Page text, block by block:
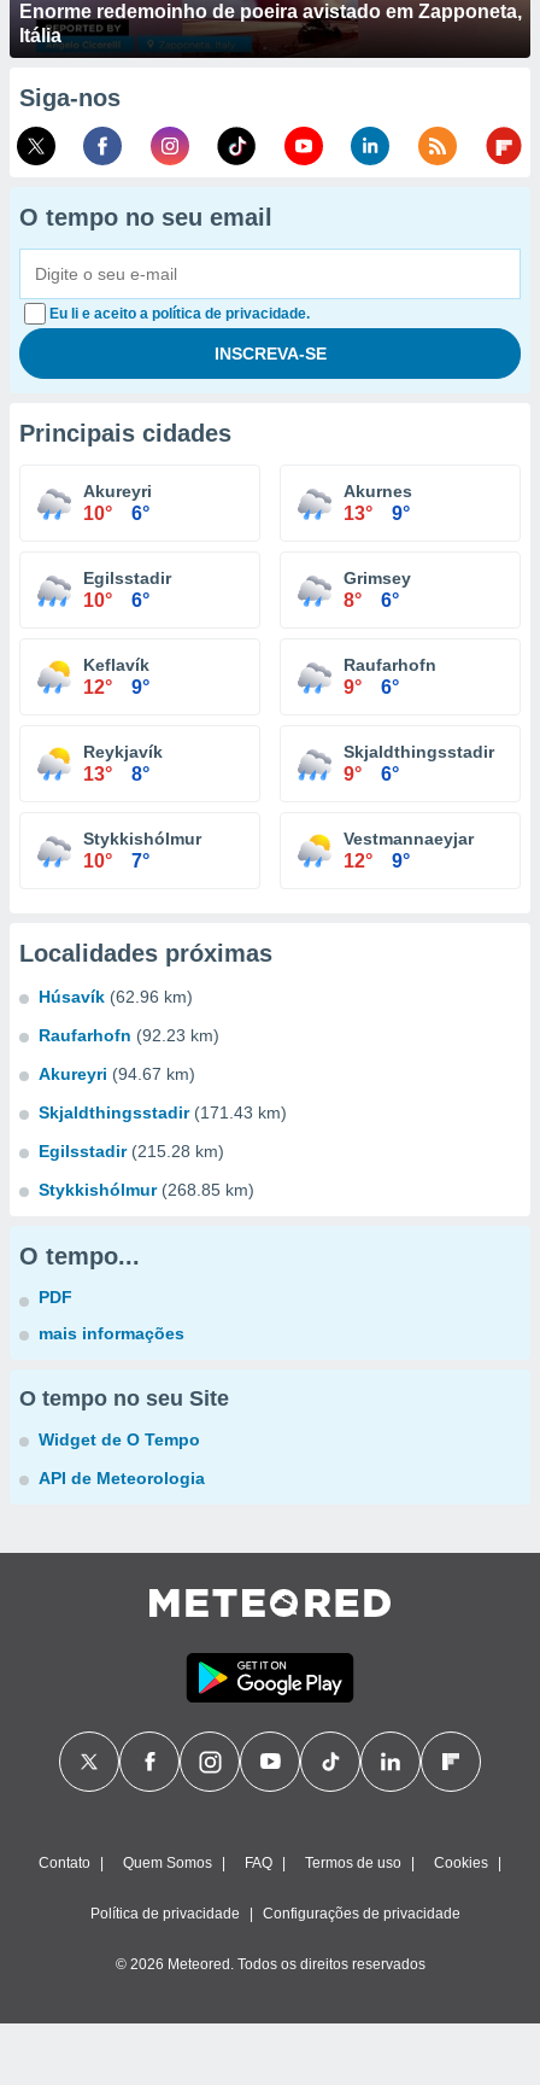
Enorme redemoinho de poeira avistado em Zapponeta,
Itália
Siga-nos
O tempo no seu email
Eu li e aceito a política de privacidade.
Principais cidades
Akureyri
10° 6°
Akurnes
13° 9°
Egilsstadir
10° 6°
Grimsey
8° 6°
Keflavík
12° 9°
Raufarhofn
9° 6°
Reykjavík
13° 8°
Skjaldthingsstadir
9° 6°
Stykkishólmur
10° 7°
Vestmannaeyjar
12° 9°
Localidades próximas
Húsavík (62.96 km)
Raufarhofn (92.23 km)
Akureyri (94.67 km)
Skjaldthingsstadir (171.43 km)
Egilsstadir (215.28 km)
Stykkishólmur (268.85 km)
O tempo...
PDF
mais informações
O tempo no seu Site
Widget de O Tempo
API de Meteorologia
Contato Quem Somos FAQ Termos de uso Cookies
Política de privacidade Configurações de privacidade
© 2026 Meteored. Todos os direitos reservados